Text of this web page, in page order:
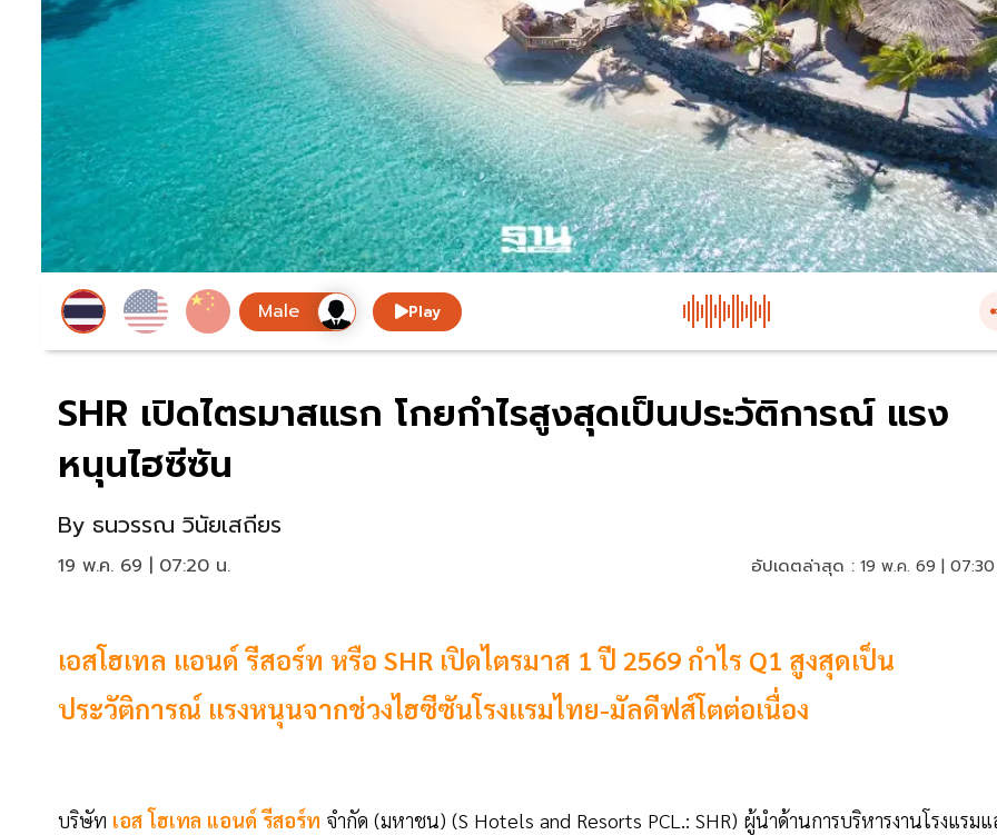
Play
SHR เปิดไตรมาสแรก โกยกำไรสูงสุดเป็นประวัติการณ์ แรง
หนุนไฮซีซัน
By ธนวรรณ วินัยเสถียร
19 พ.ค. 69 | 07:20 น. อัปเดตล่าสุด : 19 พ.ค. 69 |
เอสโฮเทล แอนด์ รีสอร์ท หรือ SHR เปิดไตรมาส 1 ปี 2569 กำไร Q1 สูงสุดเป็น
ประวัติการณ์ แรงหนุนจากช่วงไฮซีซันโรงแรมไทย-มัลดีฟส์โตต่อเนื่อง
บริษัท เอส โฮเทล แอนด์ รีสอร์ท จำกัด (มหาชน) (S Hotels and Resorts PCL.: SHR) ผู้นำด้านการบริหารงานโรงแรม